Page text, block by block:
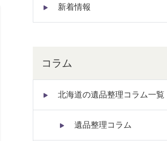
新着情報
コラム
北海道の遺品整理コラム一覧
遺品整理コラム